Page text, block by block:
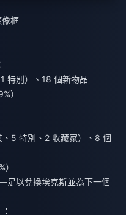
框
特別）、18 個新物品
）
5 特別、2 收藏家）、8 個
以兌換埃克斯並為下一個